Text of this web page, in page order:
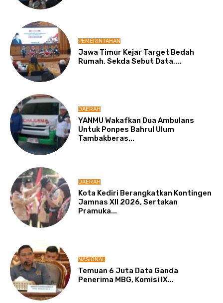
PEMERINTAHAN
Jawa Timur Kejar Target Bedah
Rumah, Sekda Sebut Data,...
DAERAH
YANMU Wakafkan Dua Ambulans
Untuk Ponpes Bahrul Ulum
Tambakberas...
DAERAH
Kota Kediri Berangkatkan Kontingen
Jamnas XII 2026, Sertakan
Pramuka...
NASIONAL
Temuan 6 Juta Data Ganda
Penerima MBG, Komisi IX...